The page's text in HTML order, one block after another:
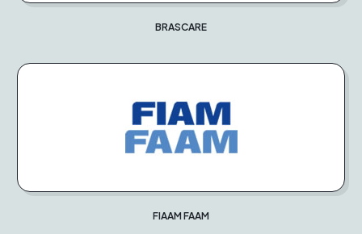
BRASCARE
FIAAM FAAM